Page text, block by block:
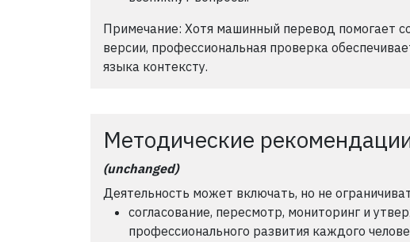
Примечание: Хотя машинный перевод помогает
версии, профессиональная проверка
языка контексту.
Методические
(unchanged)
Деятельность может включать, но не
согласование, пересмотр, мониторинг и
профессионального развития каждого